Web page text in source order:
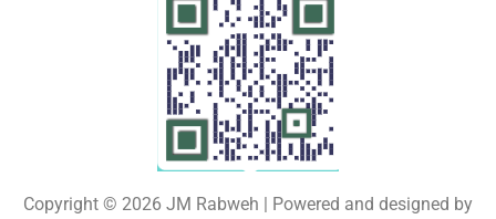
Copyright © 2026 JM Rabweh | Powered and designed by